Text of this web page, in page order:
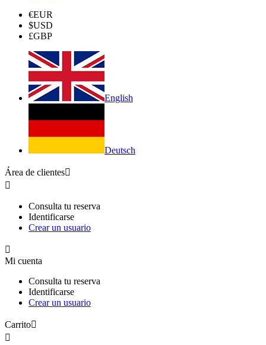
€EUR
$USD
£GBP
English
Deutsch
Área de clientes

Consulta tu reserva
Identificarse
Crear un usuario

Mi cuenta
Consulta tu reserva
Identificarse
Crear un usuario
Carrito
